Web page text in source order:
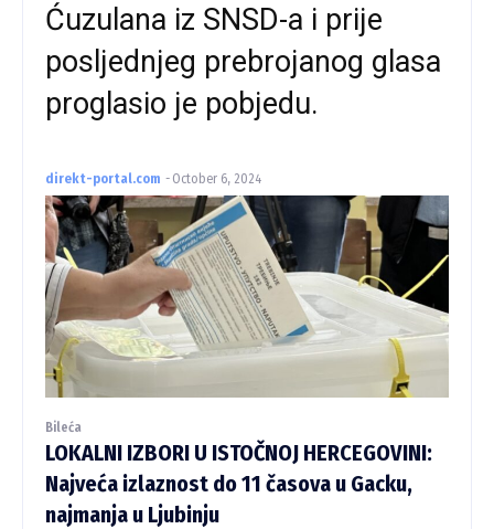
Ćuzulana iz SNSD-a i prije
posljednjeg prebrojanog glasa
proglasio je pobjedu.
direkt-portal.com - October 6, 2024
Bileća
LOKALNI IZBORI U ISTOČNOJ HERCEGOVINI:
Najveća izlaznost do 11 časova u Gacku,
najmanja u Ljubinju